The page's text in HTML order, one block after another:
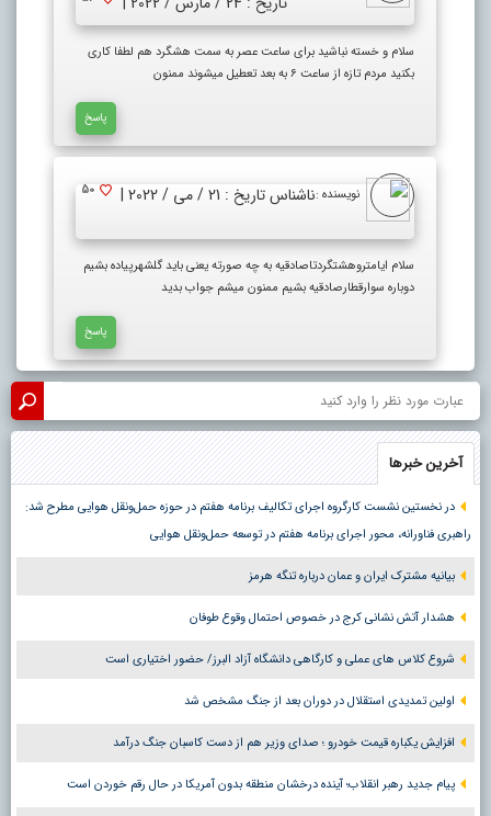
سلام و خسته نباشید برای ساعت عصر به سمت هشگرد هم لطفا کاری
بکنید مردم تازه از ساعت ۶ به بعد تعطیل میشوند ممنون
پاسخ
نویسنده :ناشناستاریخ : 21 / می / 2022 | 50
سلام ایامتروهشتگردتاصادقیه به چه صورته یعنی باید گلشهرپیاده بشیم
دوباره سوارقطارصادقیه بشیم ممنون میشم جواب بدید
پاسخ
آخرین خبرها
در نخستین نشست کارگروه اجرای تکالیف برنامه هفتم در حوزه حمل‌ونقل هوایی مطرح شد:
راهبری فناورانه، محور اجرای برنامه هفتم در توسعه حمل‌ونقل هوایی
بیانیه مشترک ایران و عمان درباره تنگه هرمز
هشدار آتش نشانی کرج در خصوص احتمال وقوع طوفان
شروع کلاس های عملی و کارگاهی دانشگاه آزاد البرز/ حضور اختیاری است
اولین تمدیدی استقلال در دوران بعد از جنگ مشخص شد
افزایش یکباره قیمت خودرو ؛ صدای وزیر هم از دست کاسبان جنگ درآمد
پیام جدید رهبر انقلاب؛ آینده درخشان منطقه بدون آمریکا در حال رقم خوردن است